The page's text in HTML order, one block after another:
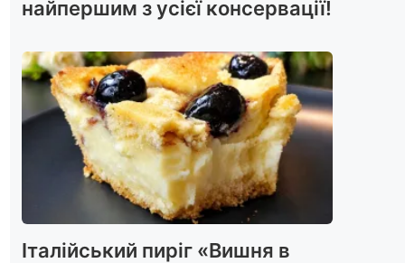
найпершим з усієї консервації!
Італійський пиріг «Вишня в